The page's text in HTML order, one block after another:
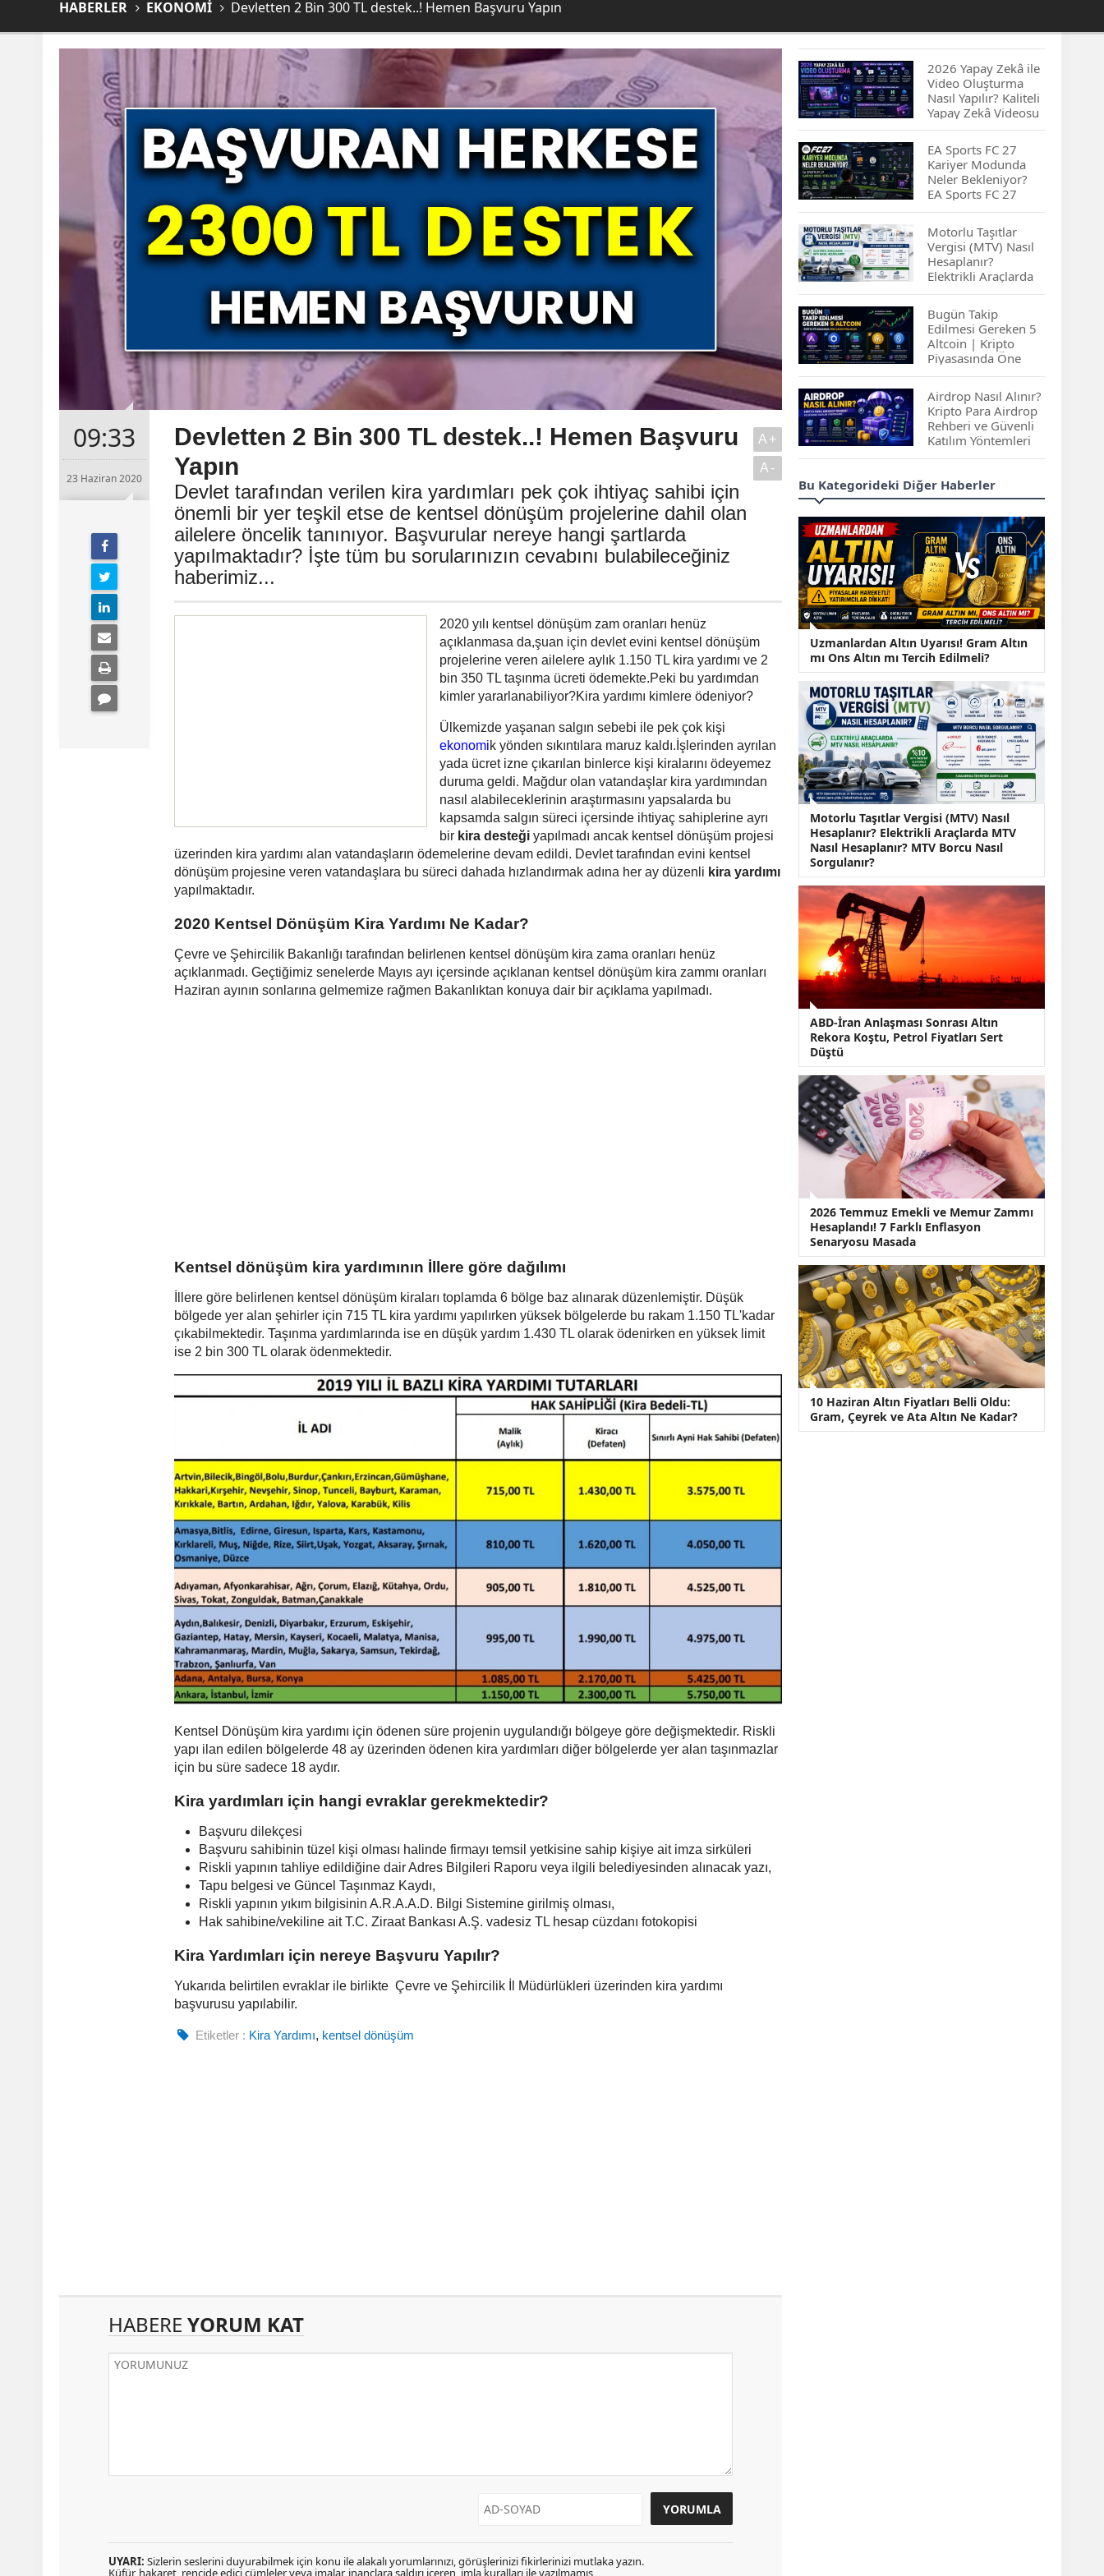
HABERLER EKONOMİ Devletten 2 Bin 300 TL destek..! Hemen Başvuru Yapın
09:33
23 Haziran 2020
Devletten 2 Bin 300 TL destek..! Hemen Başvuru
Yapın
Devlet tarafından verilen kira yardımları pek çok ihtiyaç sahibi için
önemli bir yer teşkil etse de kentsel dönüşüm projelerine dahil olan
ailelere öncelik tanınıyor. Başvurular nereye hangi şartlarda
yapılmaktadır? İşte tüm bu sorularınızın cevabını bulabileceğiniz
haberimiz...
A+
A-
2020 yılı kentsel dönüşüm zam oranları henüz
açıklanmasa da,şuan için devlet evini kentsel dönüşüm
projelerine veren ailelere aylık 1.150 TL kira yardımı ve 2
bin 350 TL taşınma ücreti ödemekte.Peki bu yardımdan
kimler yararlanabiliyor?Kira yardımı kimlere ödeniyor?
Ülkemizde yaşanan salgın sebebi ile pek çok kişi
ekonomik yönden sıkıntılara maruz kaldı.İşlerinden ayrılan
yada ücret izne çıkarılan binlerce kişi kiralarını ödeyemez
duruma geldi. Mağdur olan vatandaşlar kira yardımından
nasıl alabileceklerinin araştırmasını yapsalarda bu
kapsamda salgın süreci içersinde ihtiyaç sahiplerine ayrı
bir kira desteği yapılmadı ancak kentsel dönüşüm projesi
üzerinden kira yardımı alan vatandaşların ödemelerine devam edildi. Devlet tarafından evini kentsel
dönüşüm projesine veren vatandaşlara bu süreci dahada hızlandırmak adına her ay düzenli kira yardımı
yapılmaktadır.
2020 Kentsel Dönüşüm Kira Yardımı Ne Kadar?
Çevre ve Şehircilik Bakanlığı tarafından belirlenen kentsel dönüşüm kira zama oranları henüz
açıklanmadı. Geçtiğimiz senelerde Mayıs ayı içersinde açıklanan kentsel dönüşüm kira zammı oranları
Haziran ayının sonlarına gelmemize rağmen Bakanlıktan konuya dair bir açıklama yapılmadı.
Kentsel dönüşüm kira yardımının İllere göre dağılımı
İllere göre belirlenen kentsel dönüşüm kiraları toplamda 6 bölge baz alınarak düzenlemiştir. Düşük
bölgede yer alan şehirler için 715 TL kira yardımı yapılırken yüksek bölgelerde bu rakam 1.150 TL'kadar
çıkabilmektedir. Taşınma yardımlarında ise en düşük yardım 1.430 TL olarak ödenirken en yüksek limit
ise 2 bin 300 TL olarak ödenmektedir.
Kentsel Dönüşüm kira yardımı için ödenen süre projenin uygulandığı bölgeye göre değişmektedir. Riskli
yapı ilan edilen bölgelerde 48 ay üzerinden ödenen kira yardımları diğer bölgelerde yer alan taşınmazlar
için bu süre sadece 18 aydır.
Kira yardımları için hangi evraklar gerekmektedir?
Başvuru dilekçesi
Başvuru sahibinin tüzel kişi olması halinde firmayı temsil yetkisine sahip kişiye ait imza sirküleri
Riskli yapının tahliye edildiğine dair Adres Bilgileri Raporu veya ilgili belediyesinden alınacak yazı,
Tapu belgesi ve Güncel Taşınmaz Kaydı,
Riskli yapının yıkım bilgisinin A.R.A.A.D. Bilgi Sistemine girilmiş olması,
Hak sahibine/vekiline ait T.C. Ziraat Bankası A.Ş. vadesiz TL hesap cüzdanı fotokopisi
Kira Yardımları için nereye Başvuru Yapılır?
Yukarıda belirtilen evraklar ile birlikte Çevre ve Şehircilik İl Müdürlükleri üzerinden kira yardımı
başvurusu yapılabilir.
Etiketler : Kira Yardımı, kentsel dönüşüm
HABERE YORUM KAT
UYARI: Sizlerin seslerini duyurabilmek için konu ile alakalı yorumlarınızı, görüşlerinizi fikirlerinizi mutlaka yazın.
Küfür, hakaret, rencide edici cümleler veya imalar, inançlara saldırı içeren, imla kuralları ile yazılmamış,
2026 Yapay Zekâ ile
Video Oluşturma
Nasıl Yapılır? Kaliteli
Yapay Zekâ Videosu
Hazırlamanın
İpuçları...
EA Sports FC 27
Kariyer Modunda
Neler Bekleniyor?
EA Sports FC 27
Kariyer Modu
Yenilikleri…
Motorlu Taşıtlar
Vergisi (MTV) Nasıl
Hesaplanır?
Elektrikli Araçlarda
MTV Nasıl
Hesaplanır? MTV
Borcu Nasıl
Sorgulanır?
Bugün Takip
Edilmesi Gereken 5
Altcoin | Kripto
Piyasasında Öne
Çıkan Projeler
Airdrop Nasıl Alınır?
Kripto Para Airdrop
Rehberi ve Güvenli
Katılım Yöntemleri
Spot ve Vadeli İşlem
Arasındaki Farklar |
İçin Daha Uygun?
ABD-İran Anlaşması
Sonrası Altın Rekora
Koştu, Petrol
Fiyatları Sert Düştü
Temmuz 2026 Maaş
Zammı Netleşiyor!
Memur, Emekli ve
Sosyal Yardımlarda
Yeni Oranlar
KOSGEB’den
KOBİ’lere Dev
Finansman Hamlesi:
36 Ay Vadeli 30
Milyon TL Destek
Emekli Maaşlarında
Temmuz Hesabı:
Zam Oranı ve Taban
Aylık İçin Yeni
Bu Kategorideki Diğer Haberler
Uzmanlardan Altın Uyarısı! Gram Altın
mı Ons Altın mı Tercih Edilmeli?
Motorlu Taşıtlar Vergisi (MTV) Nasıl
Hesaplanır? Elektrikli Araçlarda MTV
Nasıl Hesaplanır? MTV Borcu Nasıl
Sorgulanır?
ABD-İran Anlaşması Sonrası Altın
Rekora Koştu, Petrol Fiyatları Sert
Düştü
2026 Temmuz Emekli ve Memur Zammı
Hesaplandı! 7 Farklı Enflasyon
Senaryosu Masada
10 Haziran Altın Fiyatları Belli Oldu:
Gram, Çeyrek ve Ata Altın Ne Kadar?